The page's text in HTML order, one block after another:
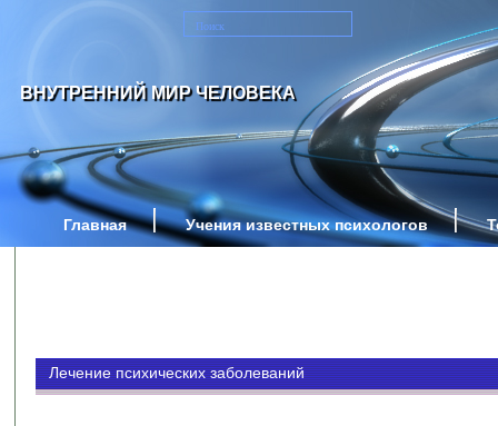
ВНУТРЕННИЙ МИР ЧЕЛОВЕКА
Главная Учения известных психологов
Лечение психических заболеваний